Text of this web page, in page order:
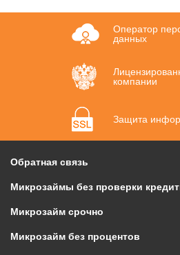
Оператор
данных
компании
Защита
Обратная связь
Микрозаймы без проверки
Микрозайм срочно
Микрозайм без процентов